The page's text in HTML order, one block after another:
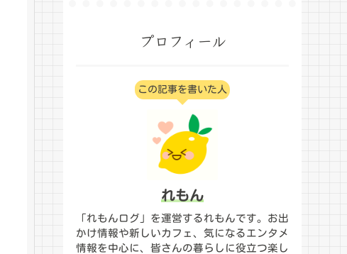
プロフィール
この記事を書いた人
れもん
「れもんログ」を運営するれもんです。お出
かけ情報や新しいカフェ、気になるエンタメ
情報を中心に、皆さんの暮らしに役立つ楽し